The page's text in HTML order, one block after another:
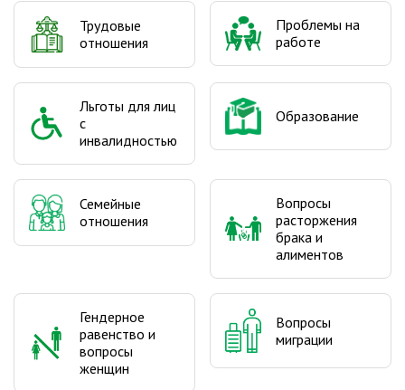
Трудовые
отношения
Проблемы на
работе
Льготы для лиц
с
инвалидностью
Образование
Семейные
отношения
Вопросы
расторжения
брака и
алиментов
Гендерное
равенство и
вопросы
женщин
Вопросы
миграции